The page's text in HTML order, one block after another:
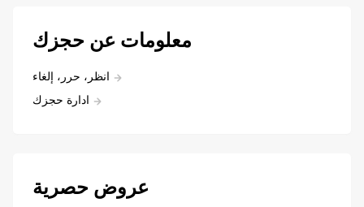
معلومات عن حجزك
انظر، حرر، إلغاء
ادارة حجزك
عروض حصرية